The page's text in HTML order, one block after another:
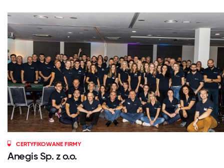
CERTYFIKOWANE FIRMY
Anegis Sp. z o.o.